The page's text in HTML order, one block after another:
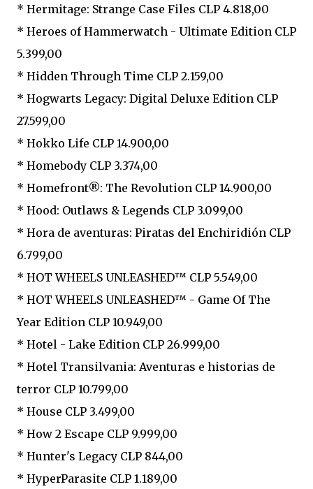
* Hermitage: Strange Case Files CLP 4.818,00
* Heroes of Hammerwatch - Ultimate Edition CLP
5.399,00
* Hidden Through Time CLP 2.159,00
* Hogwarts Legacy: Digital Deluxe Edition CLP
27.599,00
* Hokko Life CLP 14.900,00
* Homebody CLP 3.374,00
* Homefront®: The Revolution CLP 14.900,00
* Hood: Outlaws & Legends CLP 3.099,00
* Hora de aventuras: Piratas del Enchiridión CLP
6.799,00
* HOT WHEELS UNLEASHED™ CLP 5.549,00
* HOT WHEELS UNLEASHED™ - Game Of The
Year Edition CLP 10.949,00
* Hotel - Lake Edition CLP 26.999,00
* Hotel Transilvania: Aventuras e historias de
terror CLP 10.799,00
* House CLP 3.499,00
* How 2 Escape CLP 9.999,00
* Hunter's Legacy CLP 844,00
* HyperParasite CLP 1.189,00